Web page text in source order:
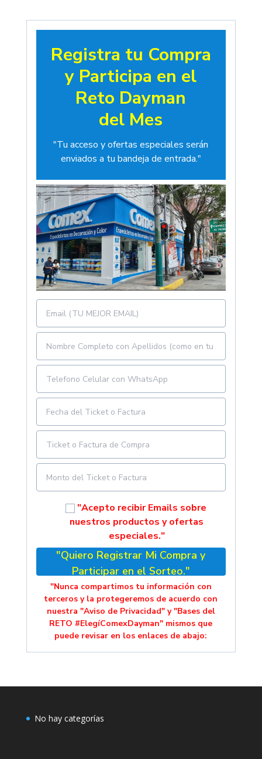
Registra tu Compra
y Participa en el
Reto Dayman
del Mes
"Tu acceso y ofertas especiales serán
enviados a tu bandeja de entrada."
"Acepto recibir Emails sobre
nuestros productos y ofertas
especiales."
"Quiero Registrar Mi Compra y
Participar en el Sorteo."
"Nunca compartimos tu información con
terceros y la protegeremos de acuerdo con
nuestra "Aviso de Privacidad" y "Bases del
RETO #ElegíComexDayman" mismos que
puede revisar en los enlaces de abajo:
No hay categorías